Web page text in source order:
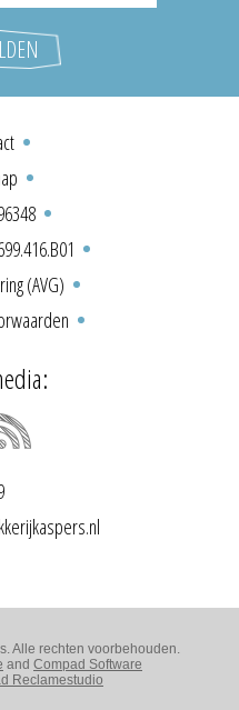
(AVG)
Alle rechten voorbehouden.
and Compad Software
Reclamestudio